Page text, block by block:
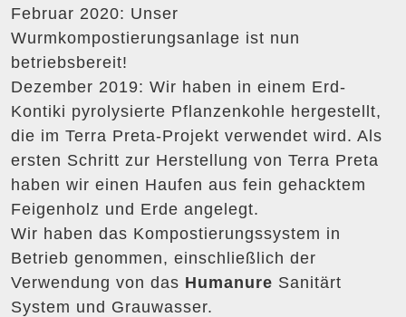
Februar 2020: Unser
Wurmkompostierungsanlage ist nun
betriebsbereit!
Dezember 2019: Wir haben in einem Erd-
Kontiki pyrolysierte Pflanzenkohle hergestellt,
die im Terra Preta-Projekt verwendet wird. Als
ersten Schritt zur Herstellung von Terra Preta
haben wir einen Haufen aus fein gehacktem
Feigenholz und Erde angelegt.
Wir haben das Kompostierungssystem in
Betrieb genommen, einschließlich der
Verwendung von das Humanure Sanitärt
System und Grauwasser.